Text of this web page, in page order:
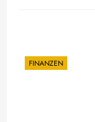
FINANZEN